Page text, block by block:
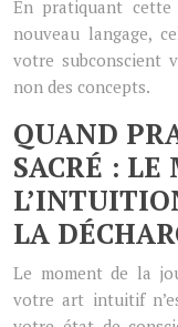
En pratiquant
nouveau langage,
votre subconscient
non des concepts.
QUAND
SACRÉ :
LA
Le moment de la
votre art intuitif